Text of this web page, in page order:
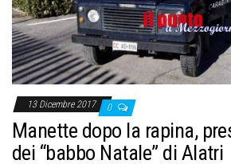
13 Dicembre 2017 0
Manette dopo la rapina,
dei “babbo Natale” di Alatri